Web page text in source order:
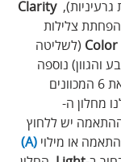
Clarity
צלילות
Color (לשליטה
והגוון) נוספה
המציגה את 6 המכוונים
מחלון ה-
יש ללחוץ
או מילוי (A)